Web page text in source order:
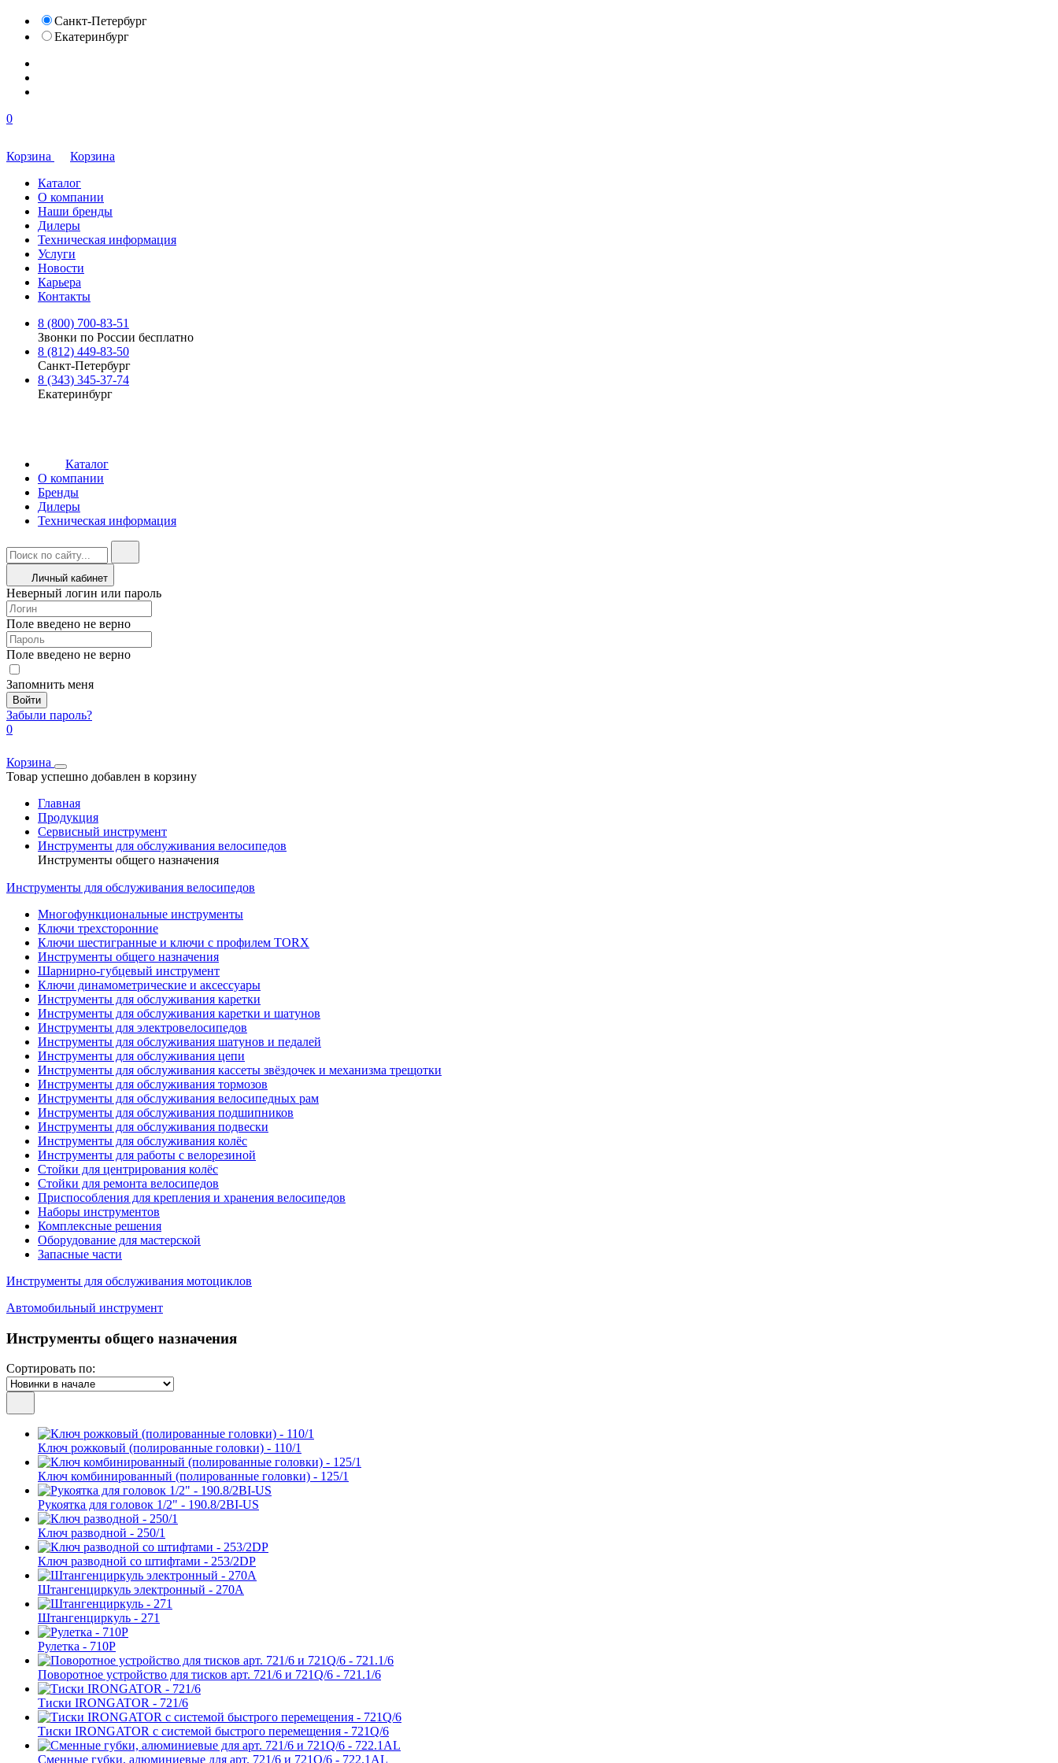
Санкт-Петербург
Екатеринбург
0
Корзина
Корзина
Каталог
О компании
Наши бренды
Дилеры
Техническая информация
Услуги
Новости
Карьера
Контакты
8 (800) 700-83-51
Звонки по России бесплатно
8 (812) 449-83-50
Санкт-Петербург
8 (343) 345-37-74
Екатеринбург
Каталог
О компании
Бренды
Дилеры
Техническая информация
Личный кабинет
Неверный логин или пароль
Поле введено не верно
Поле введено не верно
Запомнить меня
Войти
Забыли пароль?
0
Корзина
Товар успешно добавлен в корзину
Главная
Продукция
Сервисный инструмент
Инструменты для обслуживания велосипедов
Инструменты общего назначения
Инструменты для обслуживания велосипедов
Многофункциональные инструменты
Ключи трехсторонние
Ключи шестигранные и ключи с профилем TORX
Инструменты общего назначения
Шарнирно-губцевый инструмент
Ключи динамометрические и аксессуары
Инструменты для обслуживания каретки
Инструменты для обслуживания каретки и шатунов
Инструменты для электровелосипедов
Инструменты для обслуживания шатунов и педалей
Инструменты для обслуживания цепи
Инструменты для обслуживания кассеты звёздочек и механизма трещотки
Инструменты для обслуживания тормозов
Инструменты для обслуживания велосипедных рам
Инструменты для обслуживания подшипников
Инструменты для обслуживания подвески
Инструменты для обслуживания колёс
Инструменты для работы с велорезиной
Стойки для центрирования колёс
Стойки для ремонта велосипедов
Приспособления для крепления и хранения велосипедов
Наборы инструментов
Комплексные решения
Оборудование для мастерской
Запасные части
Инструменты для обслуживания мотоциклов
Автомобильный инструмент
Инструменты общего назначения
Сортировать по:
Ключ рожковый (полированные головки) - 110/1
Ключ комбинированный (полированные головки) - 125/1
Рукоятка для головок 1/2" - 190.8/2BI-US
Ключ разводной - 250/1
Ключ разводной со штифтами - 253/2DP
Штангенциркуль электронный - 270A
Штангенциркуль - 271
Рулетка - 710P
Поворотное устройство для тисков арт. 721/6 и 721Q/6 - 721.1/6
Тиски IRONGATOR - 721/6
Тиски IRONGATOR с системой быстрого перемещения - 721Q/6
Сменные губки, алюминиевые для арт. 721/6 и 721Q/6 - 722.1AL